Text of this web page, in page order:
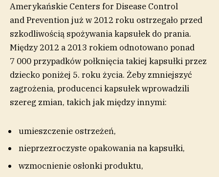
Amerykańskie Centers for Disease Control
and Prevention już w 2012 roku ostrzegało przed
szkodliwością spożywania kapsułek do prania.
Między 2012 a 2013 rokiem odnotowano ponad
7 000 przypadków połknięcia takiej kapsułki przez
dziecko poniżej 5. roku życia. Żeby zmniejszyć
zagrożenia, producenci kapsułek wprowadzili
szereg zmian, takich jak między innymi:
umieszczenie ostrzeżeń,
nieprzezroczyste opakowania na kapsułki,
wzmocnienie osłonki produktu,